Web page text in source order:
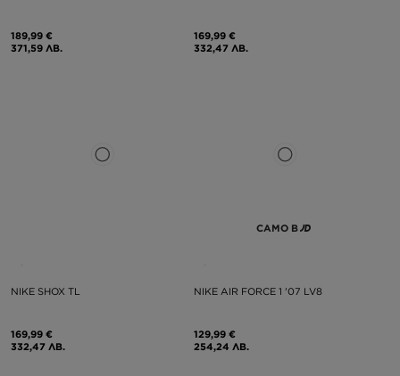
189,99 €
371,59 ЛВ.
169,99 €
332,47 ЛВ.
NIKE SHOX TL
169,99 €
332,47 ЛВ.
САМО В
NIKE AIR FORCE 1 '07 LV8
129,99 €
254,24 ЛВ.